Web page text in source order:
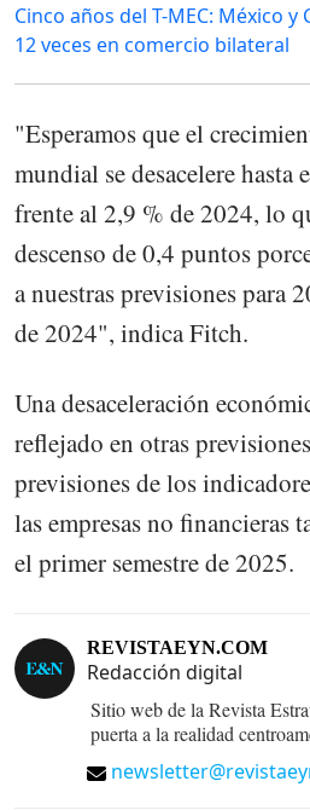
Cinco años del T-MEC: México
12 veces en comercio bilateral
"Esperamos que el
mundial se desacelere hasta
frente al 2,9 % de 2024, lo
descenso de 0,4 puntos
a nuestras previsiones para
de 2024", indica Fitch.
Una desaceleración
reflejado en otras
previsiones de los
las empresas no financieras
el primer semestre de 2025.
REVISTAEYN.COM
Redacción digital
Sitio web de la Revista
puerta a la realidad